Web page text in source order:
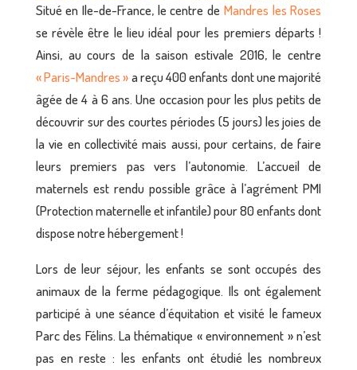
Situé en Ile-de-France, le centre de Mandres les Roses
se révèle être le lieu idéal pour les premiers départs !
Ainsi, au cours de la saison estivale 2016, le centre
« Paris-Mandres »a reçu 400 enfants dont une majorité
âgée de 4 à 6 ans. Une occasion pour les plus petits de
découvrir sur des courtes périodes (5 jours) les joies de
la vie en collectivité mais aussi, pour certains, de faire
leurs premiers pas vers l’autonomie. L’accueil de
maternels est rendu possible grâce à l’agrément PMI
(Protection maternelle et infantile) pour 80 enfants dont
dispose notre hébergement !
Lors de leur séjour, les enfants se sont occupés des
animaux de la ferme pédagogique. Ils ont également
participé à une séance d’équitation et visité le fameux
Parc des Félins. La thématique « environnement » n’est
pas en reste : les enfants ont étudié les nombreux